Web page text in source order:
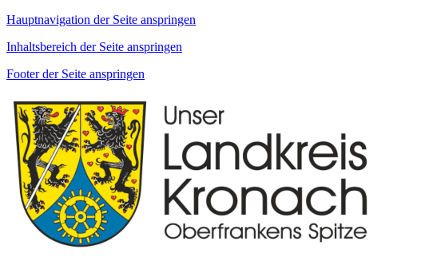
Hauptnavigation der Seite anspringen
Inhaltsbereich der Seite anspringen
Footer der Seite anspringen